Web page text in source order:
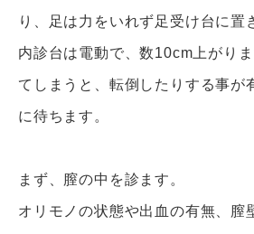
り、足は力をいれず足受け台に置
内診台は電動で、数10cm上がり
てしまうと、転倒したりする事が
に待ちます。
まず、膣の中を診ます。
オリモノの状態や出血の有無、膣